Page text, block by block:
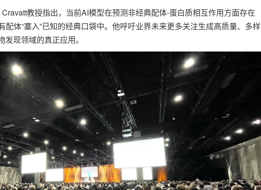
教授指出，当前AI模型在预测非经典配体-蛋白质相互作用方面存在
体“塞入”已知的经典口袋中。他呼吁业界未来更多关注生成高质量、多样
现领域的真正应用。